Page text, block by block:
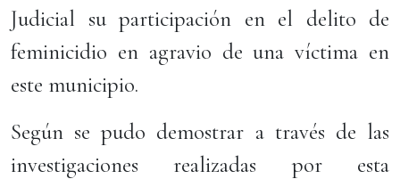
Judicial su participación en el delito de
feminicidio en agravio de una víctima en
este municipio.
Según se pudo demostrar a través de las
investigaciones realizadas por esta